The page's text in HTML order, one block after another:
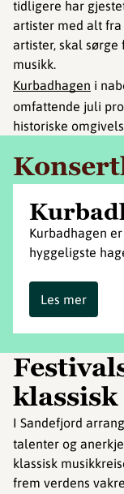
tidligere har
artister med alt
artister, skal sørge
musikk.
Kurbadhagen i
omfattende juli
historiske
Kurbadhagen
hyggeligste
Les mer
I Sandefjord
talenter og
klassisk
frem verdens